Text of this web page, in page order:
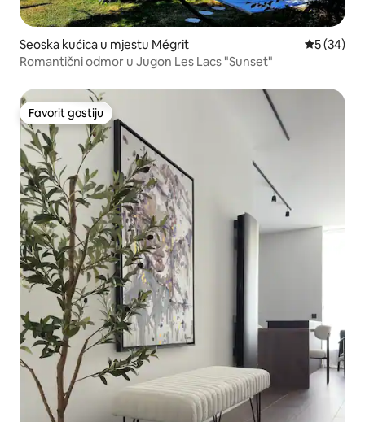
Seoska kućica u mjestu Mégrit Prosječna
5 (34)
Romantični odmor u Jugon Les Lacs "Sunset"
Favorit gostiju
Favorit gostiju